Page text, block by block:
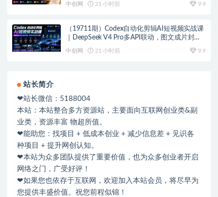
中创网 21 小时前 9.9
（19711期）Codex自动化剪辑AI短视频实战课
｜DeepSeek V4 Pro多API联动，图文成片封装
中创网 21 小时前 9.9
站长简介
❤站长微信：5188004
本站：本站整合多方资源站，主要面向互联网创业类&副
业类，资源丰富 物超所值。
❤能助您：找项目 + 低成本创业 + 减少信息差 + 见识各
种项目 + 提升网创认知。
❤本站为众多团队提供了重要价值，也为众多创业者开启
网络之门，广受好评！
❤如果您也依存于互联网，欢迎加入本站会员，将尽早为
您提供丰盛价值。祝您前程似锦！